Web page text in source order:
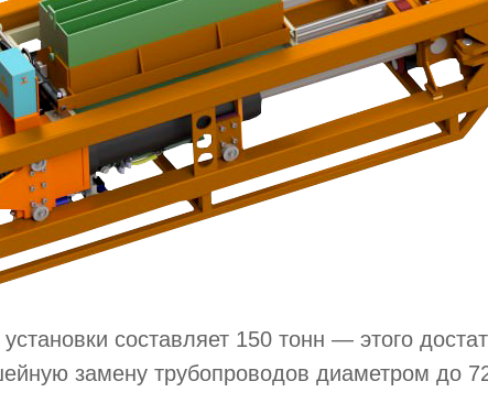
составляет 150 тонн — этого
замену трубопроводов диаметром до